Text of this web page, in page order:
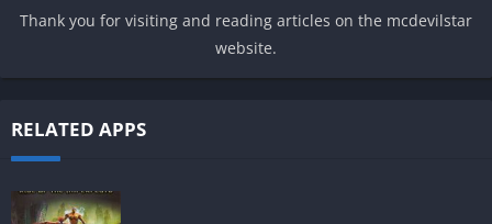
Thank you for visiting and reading articles on the mcdevilstar
website.
RELATED APPS